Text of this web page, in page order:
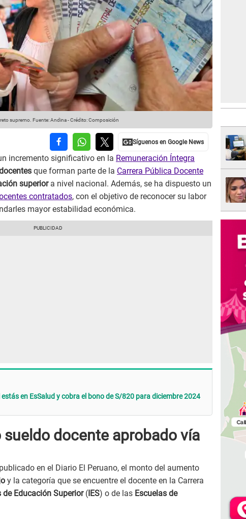
supremo. Fuente: Andina-Crédito: Composición
incremento significativo en la Remuneración Íntegra
que forman parte de la Carrera Pública Docente
superiora nivel nacional. Además, se ha dispuesto un
contratados, con el objetivo de reconocer su labor
mayor estabilidad económica.
en EsSalud y cobra el bono de S/820 para diciembre 2024
sueldo docente aprobado vía
en el Diario El Peruano, el monto del aumento
y la categoría que se encuentre el docente en la Carrera
de Educación Superior( IES) o de las Escuelas de